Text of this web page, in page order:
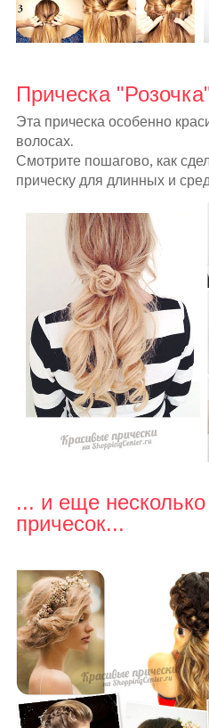
Прическа
Эта прическа особенно
волосах.
Смотрите пошагово, как
прическу для длинных и
... и еще
причесок...